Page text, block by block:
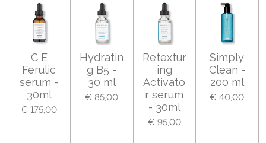
e
n
e
n
C E
Ferulic
serum -
30ml
€ 175,00
Hydratin
g B5 -
30 ml
€ 85,00
Retextur
ing
Activato
r serum
- 30ml
€ 95,00
Simply
Clean -
200 ml
€ 40,00